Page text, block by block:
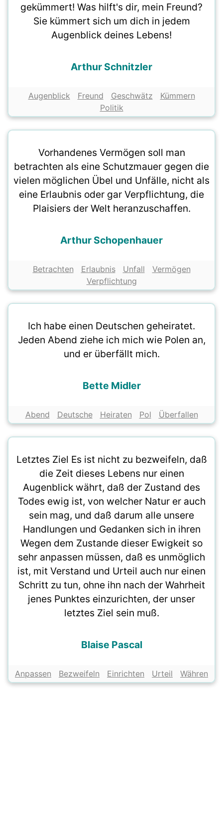
gekümmert! Was hilft's dir, mein Freund?
Sie kümmert sich um dich in jedem
Augenblick deines Lebens!
Arthur Schnitzler
Augenblick Freund Geschwätz
Kümmern
Politik
Vorhandenes Vermögen soll man
betrachten als eine Schutzmauer gegen die
vielen möglichen Übel und Unfälle, nicht als
eine Erlaubnis oder gar Verpflichtung, die
Plaisiers der Welt heranzuschaffen.
Arthur Schopenhauer
Betrachten Erlaubnis Unfall
Vermögen
Verpflichtung
Ich habe einen Deutschen geheiratet.
Jeden Abend ziehe ich mich wie Polen an,
und er überfällt mich.
Bette Midler
Abend Deutsche Heiraten Pol Überfallen
Letztes Ziel Es ist nicht zu bezweifeln, daß
die Zeit dieses Lebens nur einen
Augenblick währt, daß der Zustand des
Todes ewig ist, von welcher Natur er auch
sein mag, und daß darum alle unsere
Handlungen und Gedanken sich in ihren
Wegen dem Zustande dieser Ewigkeit so
sehr anpassen müssen, daß es unmöglich
ist, mit Verstand und Urteil auch nur einen
Schritt zu tun, ohne ihn nach der Wahrheit
jenes Punktes einzurichten, der unser
letztes Ziel sein muß.
Blaise Pascal
Anpassen Bezweifeln Einrichten Urteil Währen